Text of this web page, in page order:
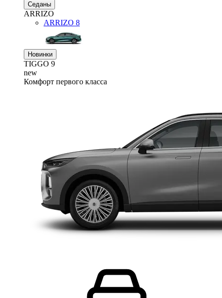
Седаны
ARRIZO
ARRIZO 8
Новинки
TIGGO 9
new
Комфорт первого класса